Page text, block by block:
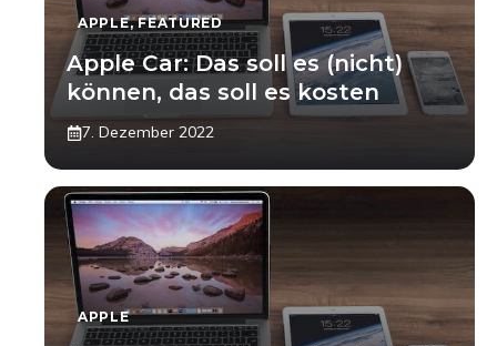
APPLE,FEATURED
Apple Car: Das soll es (nicht)
können, das soll es kosten
7. Dezember 2022
APPLE